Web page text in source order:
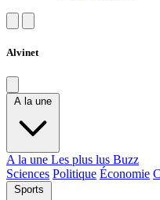
Alvinet
A la une
A la une Les plus lus Buzz
Sciences Politique Économie
Sports